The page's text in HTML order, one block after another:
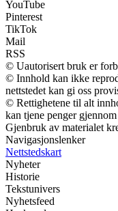
YouTube
Pinterest
TikTok
Mail
RSS
© Uautorisert bruk er
© Innhold kan ikke
nettstedet kan gi oss
© Rettighetene til alt
kan tjene penger
Gjenbruk av materialet
Navigasjonslenker
Nettstedskart
Nyheter
Historie
Tekstunivers
Nyhetsfeed